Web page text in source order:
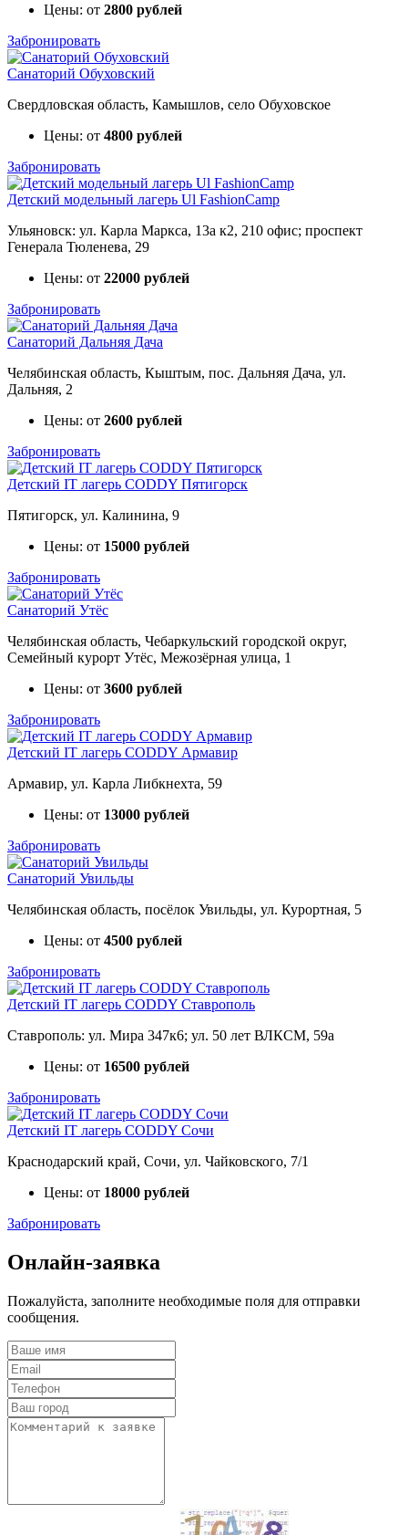
Цены: от 2800 рублей
Забронировать
Санаторий Обуховский
Свердловская область, Камышлов, село Обуховское
Цены: от 4800 рублей
Забронировать
Детский модельный лагерь Ul FashionCamp
Ульяновск: ул. Карла Маркса, 13а к2, 210 офис; проспект
Генерала Тюленева, 29
Цены: от 22000 рублей
Забронировать
Санаторий Дальняя Дача
Челябинская область, Кыштым, пос. Дальняя Дача, ул.
Дальняя, 2
Цены: от 2600 рублей
Забронировать
Детский IT лагерь CODDY Пятигорск
Пятигорск, ул. Калинина, 9
Цены: от 15000 рублей
Забронировать
Санаторий Утёс
Челябинская область, Чебаркульский городской округ,
Семейный курорт Утёс, Межозёрная улица, 1
Цены: от 3600 рублей
Забронировать
Детский IT лагерь CODDY Армавир
Армавир, ул. Карла Либкнехта, 59
Цены: от 13000 рублей
Забронировать
Санаторий Увильды
Челябинская область, посёлок Увильды, ул. Курортная, 5
Цены: от 4500 рублей
Забронировать
Детский IT лагерь CODDY Ставрополь
Ставрополь: ул. Мира 347к6; ул. 50 лет ВЛКСМ, 59а
Цены: от 16500 рублей
Забронировать
Детский IT лагерь CODDY Сочи
Краснодарский край, Сочи, ул. Чайковского, 7/1
Цены: от 18000 рублей
Забронировать
Онлайн-заявка
Пожалуйста, заполните необходимые поля для отправки
сообщения.